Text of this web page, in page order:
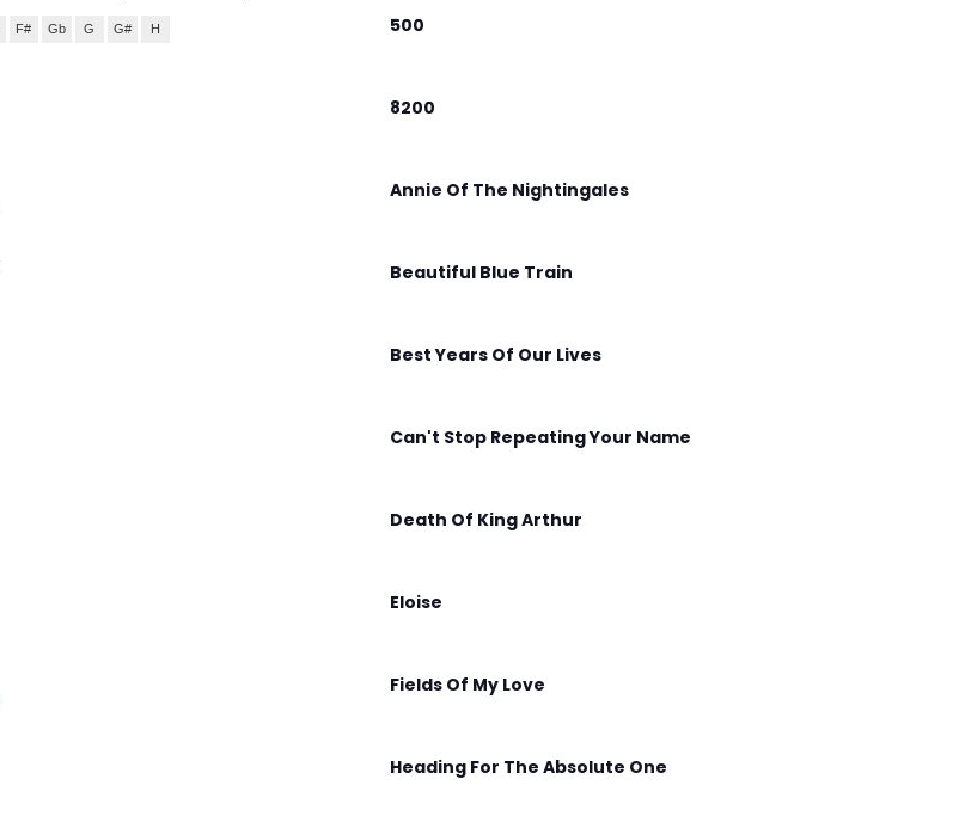
F# Gb G G# H 500
8200
Annie Of The Nightingales
Beautiful Blue Train
Best Years Of Our Lives
Can't Stop Repeating Your Name
Death Of King Arthur
Eloise
Fields Of My Love
Heading For The Absolute One